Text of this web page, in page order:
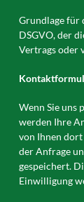
Grundlage für
DSGVO, der
Vertrags oder
Wenn Sie uns
werden Ihre
von Ihnen dort
der Anfrage
gespeichert.
Einwilligung